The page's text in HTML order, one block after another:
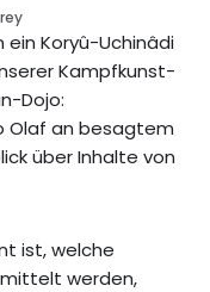
Koryû-Uchinâdi
Kampfkunst-
Dojo:
Olaf an besagtem
über Inhalte von
ist, welche
werden,